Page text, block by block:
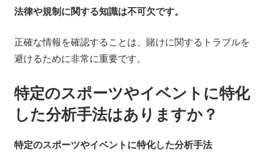
法律や規制に関する知識は不可欠です。
正確な情報を確認することは、賭けに関するトラブルを
避けるために非常に重要です。
特定のスポーツやイベントに特化
した分析手法はありますか？
特定のスポーツやイベントに特化した分析手法